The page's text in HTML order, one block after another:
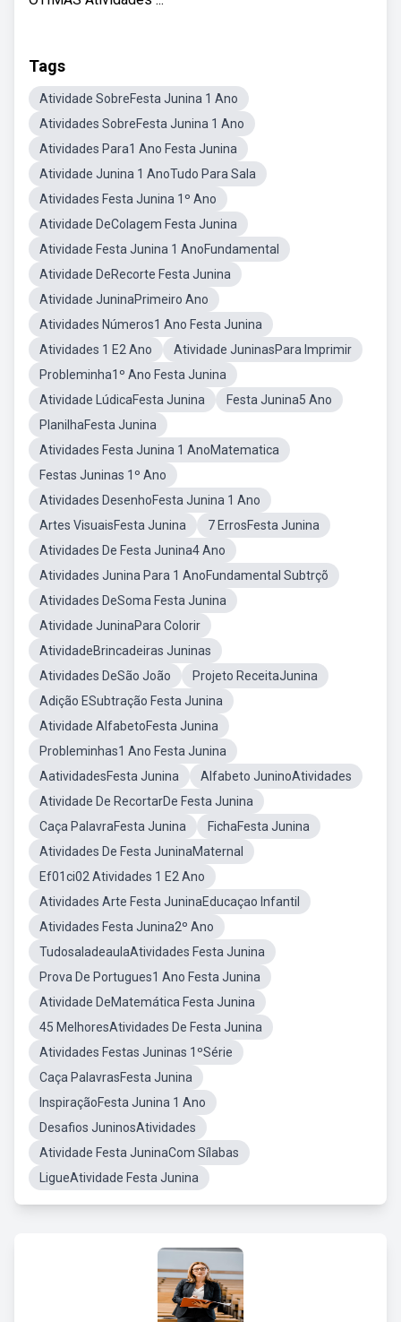
Tags
Atividade SobreFesta Junina 1 Ano
Atividades SobreFesta Junina 1 Ano
Atividades Para1 Ano Festa Junina
Atividade Junina 1 AnoTudo Para Sala
Atividades Festa Junina 1º Ano
Atividade DeColagem Festa Junina
Atividade Festa Junina 1 AnoFundamental
Atividade DeRecorte Festa Junina
Atividade JuninaPrimeiro Ano
Atividades Números1 Ano Festa Junina
Atividades 1 E2 Ano
Atividade JuninasPara Imprimir
Probleminha1º Ano Festa Junina
Atividade LúdicaFesta Junina
Festa Junina5 Ano
PlanilhaFesta Junina
Atividades Festa Junina 1 AnoMatematica
Festas Juninas 1º Ano
Atividades DesenhoFesta Junina 1 Ano
Artes VisuaisFesta Junina
7 ErrosFesta Junina
Atividades De Festa Junina4 Ano
Atividades Junina Para 1 AnoFundamental Subtrçõ
Atividades DeSoma Festa Junina
Atividade JuninaPara Colorir
AtividadeBrincadeiras Juninas
Atividades DeSão João
Projeto ReceitaJunina
Adição ESubtração Festa Junina
Atividade AlfabetoFesta Junina
Probleminhas1 Ano Festa Junina
AatividadesFesta Junina
Alfabeto JuninoAtividades
Atividade De RecortarDe Festa Junina
Caça PalavraFesta Junina
FichaFesta Junina
Atividades De Festa JuninaMaternal
Ef01ci02 Atividades 1 E2 Ano
Atividades Arte Festa JuninaEducaçao Infantil
Atividades Festa Junina2º Ano
TudosaladeaulaAtividades Festa Junina
Prova De Portugues1 Ano Festa Junina
Atividade DeMatemática Festa Junina
45 MelhoresAtividades De Festa Junina
Atividades Festas Juninas 1ºSérie
Caça PalavrasFesta Junina
InspiraçãoFesta Junina 1 Ano
Desafios JuninosAtividades
Atividade Festa JuninaCom Sílabas
LigueAtividade Festa Junina